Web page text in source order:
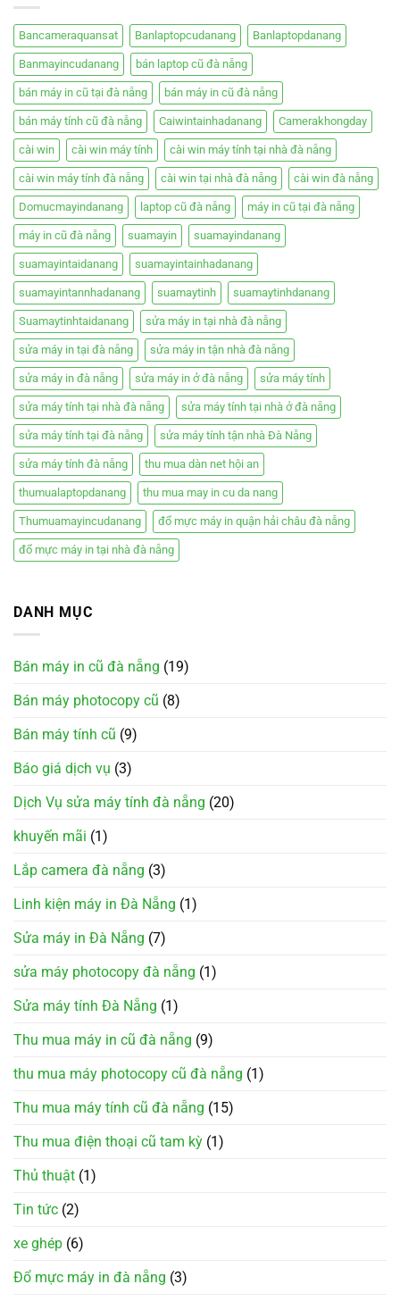
Bancameraquansat Banlaptopcudanang Banlaptopdanang
Banmayincudanang bán laptop cũ đà nẵng
bán máy in cũ tại đà nẵng bán máy in cũ đà nẵng
bán máy tính cũ đà nẵng Caiwintainhadanang Camerakhongday
cài win cài win máy tính cài win máy tính tại nhà đà nẵng
cài win máy tính đà nẵng cài win tại nhà đà nẵng cài win đà nẵng
Domucmayindanang laptop cũ đà nẵng máy in cũ tại đà nẵng
máy in cũ đà nẵng suamayin suamayindanang
suamayintaidanang suamayintainhadanang
suamayintannhadanang suamaytinh suamaytinhdanang
Suamaytinhtaidanang sửa máy in tại nhà đà nẵng
sửa máy in tại đà nẵng sửa máy in tận nhà đà nẵng
sửa máy in đà nẵng sửa máy in ở đà nẵng sửa máy tính
sửa máy tính tại nhà đà nẵng sửa máy tính tại nhà ở đà nẵng
sửa máy tính tại đà nẵng sửa máy tính tận nhà Đà Nẵng
sửa máy tính đà nẵng thu mua dàn net hội an
thumualaptopdanang thu mua may in cu da nang
Thumuamayincudanang đổ mực máy in quận hải châu đà nẵng
đổ mực máy in tại nhà đà nẵng
DANH MỤC
Bán máy in cũ đà nẵng (19)
Bán máy photocopy cũ (8)
Bán máy tính cũ (9)
Báo giá dịch vụ (3)
Dịch Vụ sửa máy tính đà nẵng (20)
khuyến mãi (1)
Lắp camera đà nẵng (3)
Linh kiện máy in Đà Nẵng (1)
Sửa máy in Đà Nẵng (7)
sửa máy photocopy đà nẵng (1)
Sửa máy tính Đà Nẵng (1)
Thu mua máy in cũ đà nẵng (9)
thu mua máy photocopy cũ đà nẵng (1)
Thu mua máy tính cũ đà nẵng (15)
Thu mua điện thoại cũ tam kỳ (1)
Thủ thuật (1)
Tin tức (2)
xe ghép (6)
Đổ mực máy in đà nẵng (3)